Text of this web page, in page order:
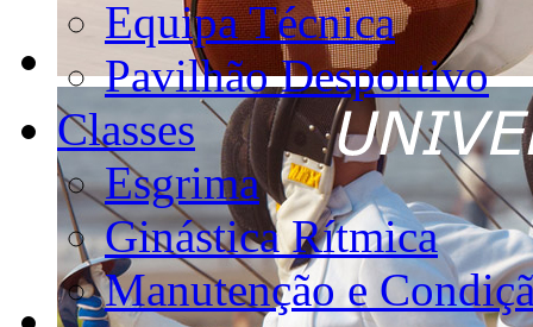
Equipa Técnica
Pavilhão Desportivo
Classes
Esgrima
Ginástica Rítmica
Manutenção e